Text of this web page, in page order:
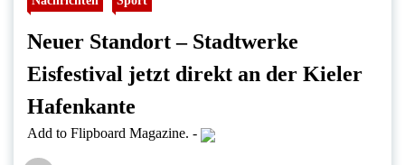
Neuer Standort – Stadtwerke
Eisfestival jetzt direkt an der Kieler
Hafenkante
Add to Flipboard Magazine. -